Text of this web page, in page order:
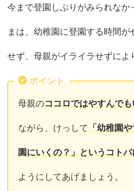
今まで登園しぶりがみられなか
まは、幼稚園に登園する時間が
せず、母親がイライラせずによ
ポイント
母親のココロではやすんで
ながら、けっして「幼稚園
園にいくの？」というコト
ようにしてあげましょう。